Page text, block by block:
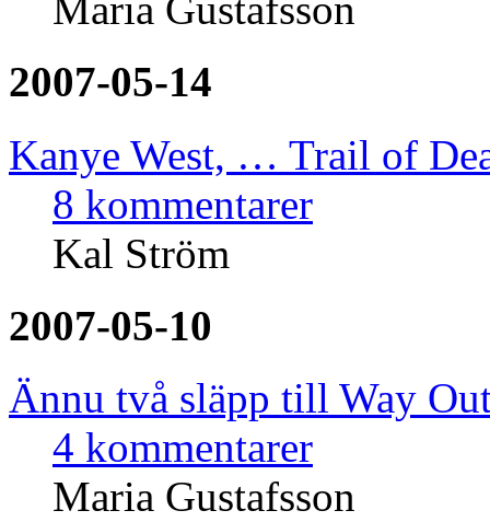
Maria Gustafsson
2007-05-14
Kanye West, … Trail of
8 kommentarer
Kal Ström
2007-05-10
Ännu två släpp till Way
4 kommentarer
Maria Gustafsson